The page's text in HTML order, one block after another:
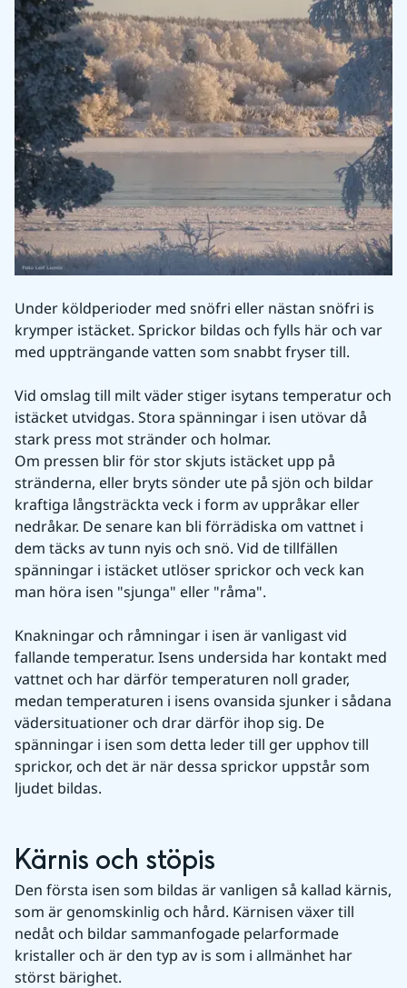
Under köldperioder med snöfri eller nästan snöfri is
krymper istäcket. Sprickor bildas och fylls här och var
med uppträngande vatten som snabbt fryser till.
Vid omslag till milt väder stiger isytans temperatur och
istäcket utvidgas. Stora spänningar i isen utövar då
stark press mot stränder och holmar.
Om pressen blir för stor skjuts istäcket upp på
stränderna, eller bryts sönder ute på sjön och bildar
kraftiga långsträckta veck i form av uppråkar eller
nedråkar. De senare kan bli förrädiska om vattnet i
dem täcks av tunn nyis och snö. Vid de tillfällen
spänningar i istäcket utlöser sprickor och veck kan
man höra isen "sjunga" eller "råma".
Knakningar och råmningar i isen är vanligast vid
fallande temperatur. Isens undersida har kontakt med
vattnet och har därför temperaturen noll grader,
medan temperaturen i isens ovansida sjunker i sådana
vädersituationer och drar därför ihop sig. De
spänningar i isen som detta leder till ger upphov till
sprickor, och det är när dessa sprickor uppstår som
ljudet bildas.
Kärnis och stöpis
Den första isen som bildas är vanligen så kallad kärnis,
som är genomskinlig och hård. Kärnisen växer till
nedåt och bildar sammanfogade pelarformade
kristaller och är den typ av is som i allmänhet har
störst bärighet.